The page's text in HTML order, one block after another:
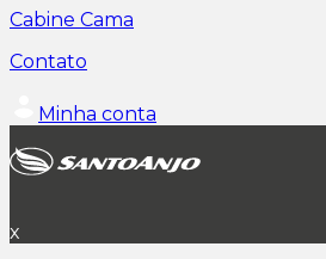
Cabine Cama
Contato
Minha conta
x